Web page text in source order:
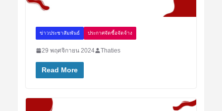
ข่าวประชาสัมพันธ์ ประกาศจัดซื้อจัดจ้าง
29 พฤศจิกายน 2024 Thaties
Read More